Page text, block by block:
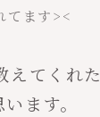
てます><
てくれ
ます。